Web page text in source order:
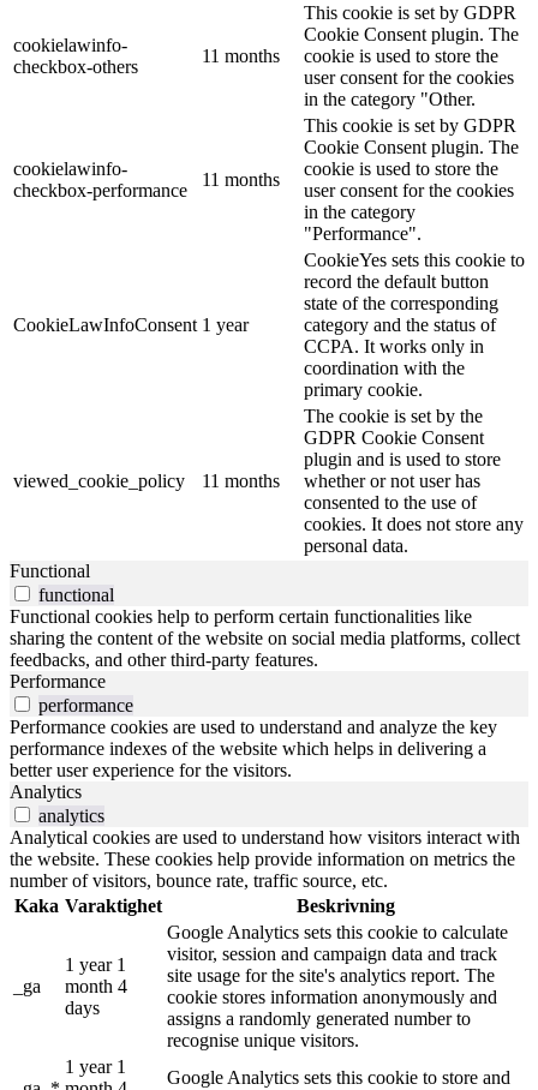
cookielawinfo-
checkbox-others
11 months
This cookie is set by GDPR
Cookie Consent plugin. The
cookie is used to store the
user consent for the cookies
in the category "Other.
cookielawinfo-
checkbox-performance
11 months
This cookie is set by GDPR
Cookie Consent plugin. The
cookie is used to store the
user consent for the cookies
in the category
"Performance".
CookieLawInfoConsent 1 year
CookieYes sets this cookie to
record the default button
state of the corresponding
category and the status of
CCPA. It works only in
coordination with the
primary cookie.
viewed_cookie_policy 11 months
The cookie is set by the
GDPR Cookie Consent
plugin and is used to store
whether or not user has
consented to the use of
cookies. It does not store any
personal data.
Functional
functional
Functional cookies help to perform certain functionalities like
sharing the content of the website on social media platforms, collect
feedbacks, and other third-party features.
Performance
performance
Performance cookies are used to understand and analyze the key
performance indexes of the website which helps in delivering a
better user experience for the visitors.
Analytics
analytics
Analytical cookies are used to understand how visitors interact with
the website. These cookies help provide information on metrics the
number of visitors, bounce rate, traffic source, etc.
Kaka Varaktighet Beskrivning
_ga
1 year 1
month 4
days
Google Analytics sets this cookie to calculate
visitor, session and campaign data and track
site usage for the site's analytics report. The
cookie stores information anonymously and
assigns a randomly generated number to
recognise unique visitors.
1 year 1
Google Analytics sets this cookie to store and